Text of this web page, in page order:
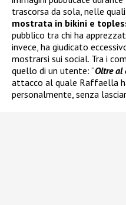
trascorsa da sola, nelle
mostrata in bikini e
pubblico tra chi ha
invece, ha giudicato
mostrarsi sui social. Tra i
quello di un utente: “Oltre al
attacco al quale Raffaella
personalmente, senza